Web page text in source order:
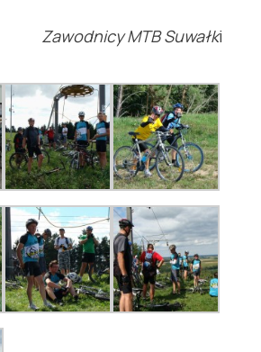
Zawodnicy MTB Suwałki